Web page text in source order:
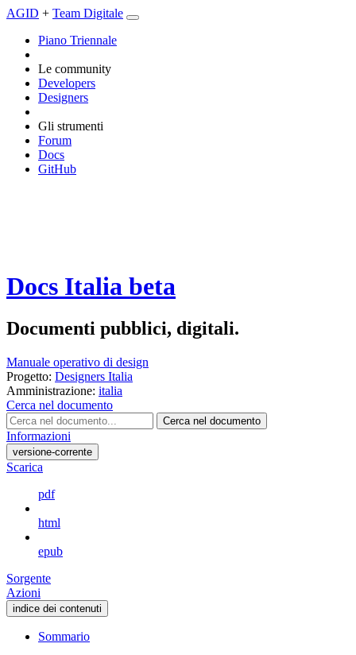
AGID + Team Digitale
Piano Triennale
Le community
Developers
Designers
Gli strumenti
Forum
Docs
GitHub
Docs Italia beta
Documenti pubblici, digitali.
Manuale operativo di design
Progetto: Designers Italia
Amministrazione: italia
Cerca nel documento
Cerca nel documento
Informazioni
versione-corrente
Scarica
pdf
html
epub
Sorgente
Azioni
indice dei contenuti
Sommario